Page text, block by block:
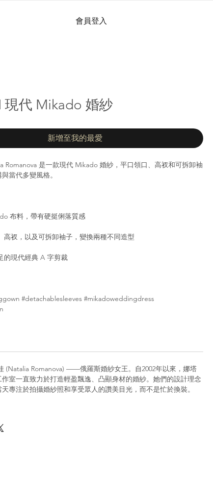
會員登入
現代 Mikado 婚紗
新增至我的最愛
Romanova 是一款現代 Mikado 婚紗，平口領口、高衩和可拆卸袖
當代多變風格。
布料，帶有硬挺俐落質感
高衩，以及可拆卸袖子，變換兩種不同造型
的現代經典 A 字剪裁
#detachablesleeves #mikadoweddingdress
(Natalia Romanova) ——俄羅斯婚紗女王。自2002年以來，娜塔
室一直致力於打造輕盈飄逸、凸顯身材的婚紗。她們的設計理念
專注於拍攝婚紗照和享受眾人的讚美目光，而不是忙於換裝。